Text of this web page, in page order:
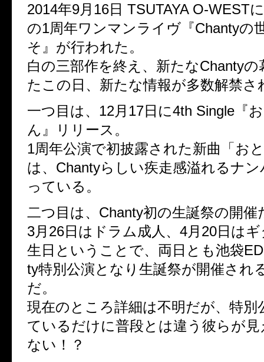
2014年9月16日 TSUTAYA O-WEST
の1周年ワンマンライヴ『Chantyの
そ』が行われた。
白の三部作を終え、新たなChanty
たこの日、新たな情報が多数解禁さ
一つ目は、12月17日に4th Single『
ん』リリース。
1周年公演で初披露された新曲「お
は、Chantyらしい疾走感溢れるナ
っている。
二つ目は、Chanty初の生誕祭の開催
3月26日はドラム成人、4月20日は
生日ということで、両日とも池袋
ty特別公演となり生誕祭が開催され
だ。
現在のところ詳細は不明だが、特別
ているだけに普段とは違う彼らが
ない！？